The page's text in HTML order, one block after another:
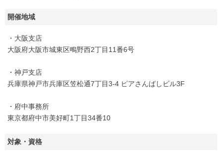
開催地域
・大阪支店
大阪府大阪市城東区鴫野西2丁目11番6号
・神戸支店
兵庫県神戸市兵庫区笠松通7丁目3-4 ピアさんばしビル3F
・府中事務所
東京都府中市美好町1丁目34番10
対象・資格